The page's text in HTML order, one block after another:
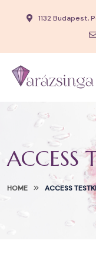
1132 Budapest,
ACCESS
HOME ACCESS